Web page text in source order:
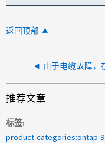
返回顶部
推荐文章
标签
product-categories:ontap-9